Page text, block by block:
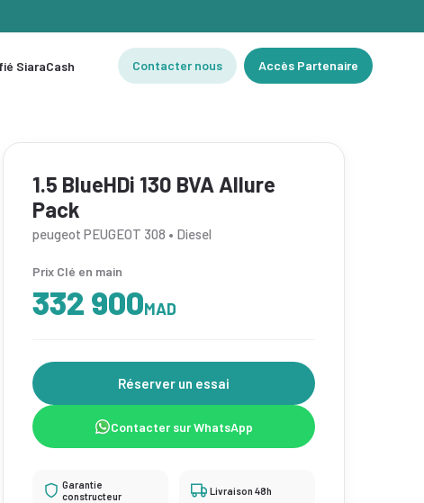
SiaraCash Contacter nous Accès Partenaire
1.5 BlueHDi 130 BVA Allure
Pack
peugeot PEUGEOT 308 • Diesel
Prix Clé en main
332 900MAD
Réserver un essai
Contacter sur WhatsApp
Garantie
constructeur
Livraison 48h